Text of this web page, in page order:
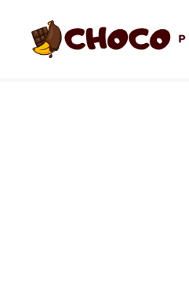
contenido